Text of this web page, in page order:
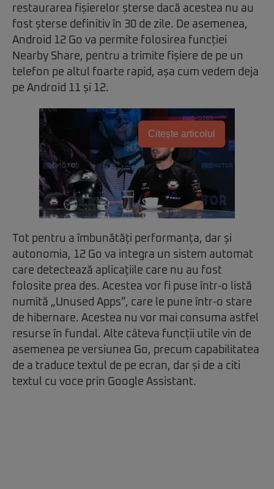
restaurarea fișierelor șterse dacă acestea nu au
fost șterse definitiv în 30 de zile. De asemenea,
Android 12 Go va permite folosirea funcției
Nearby Share, pentru a trimite fișiere de pe un
telefon pe altul foarte rapid, așa cum vedem deja
pe Android 11 și 12.
Citește articolul
Tot pentru a îmbunătăți performanța, dar și
autonomia, 12 Go va integra un sistem automat
care detectează aplicațiile care nu au fost
folosite prea des. Acestea vor fi puse într-o listă
numită „Unused Apps”, care le pune într-o stare
de hibernare. Acestea nu vor mai consuma astfel
resurse în fundal. Alte câteva funcții utile vin de
asemenea pe versiunea Go, precum capabilitatea
de a traduce textul de pe ecran, dar și de a citi
textul cu voce prin Google Assistant.